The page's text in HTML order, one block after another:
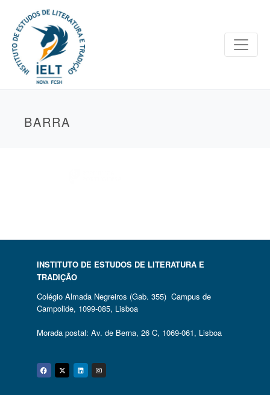
BARRA
INSTITUTO DE ESTUDOS DE LITERATURA E
TRADIÇÃO
Colégio Almada Negreiros (Gab. 355) Campus de
Campolide, 1099-085, Lisboa
Morada postal: Av. de Berna, 26 C, 1069-061, Lisboa
Facebook
Twitter
Linkedin
Instagram